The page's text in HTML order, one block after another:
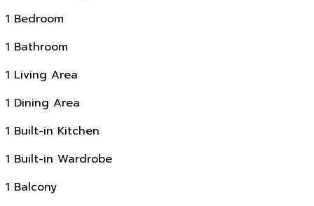
1 Bedroom
1 Bathroom
1 Living Area
1 Dining Area
1 Built-in Kitchen
1 Built-in Wardrobe
1 Balcony